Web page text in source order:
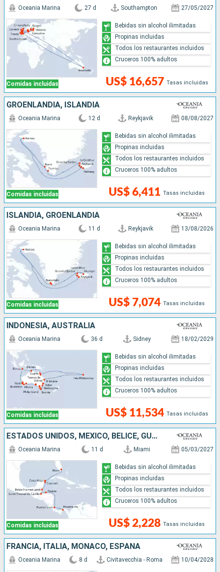
Comidas incluidas
Oceania Marina 27 d Southampton 27/05/2027
US$ 16,657 Tasas incluidas
Bebidas sin alcohol ilimitadas
Propinas incluidas
Todos los restaurantes incluidos
Cruceros 100% adultos
GROENLANDIA, ISLANDIA
Comidas incluidas
Oceania Marina 12 d Reykjavik 08/08/2027
US$ 6,411 Tasas incluidas
Bebidas sin alcohol ilimitadas
Propinas incluidas
Todos los restaurantes incluidos
Cruceros 100% adultos
ISLANDIA, GROENLANDIA
Comidas incluidas
Oceania Marina 11 d Reykjavik 13/08/2026
US$ 7,074 Tasas incluidas
Bebidas sin alcohol ilimitadas
Propinas incluidas
Todos los restaurantes incluidos
Cruceros 100% adultos
INDONESIA, AUSTRALIA
Comidas incluidas
Oceania Marina 36 d Sidney 18/02/2029
US$ 11,534 Tasas incluidas
Bebidas sin alcohol ilimitadas
Propinas incluidas
Todos los restaurantes incluidos
Cruceros 100% adultos
ESTADOS UNIDOS, MÉXICO, BELICE, GUATEMALA, HONDURAS, COSTA RICA, PANAMÁ
Comidas incluidas
Oceania Marina 11 d Miami 05/03/2027
US$ 2,228 Tasas incluidas
Bebidas sin alcohol ilimitadas
Propinas incluidas
Todos los restaurantes incluidos
Cruceros 100% adultos
FRANCIA, ITALIA, MONACO, ESPAÑA
Oceania Marina 8 d Civitavecchia - Roma 10/04/2028